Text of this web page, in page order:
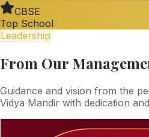
CBSE
Top School
Leadership
From Our
Guidance and vision from the
Vidya Mandir with dedication